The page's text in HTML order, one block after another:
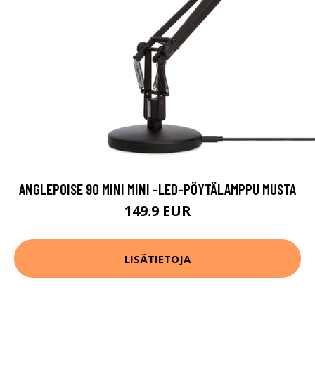
ANGLEPOISE 90 MINI MINI -LED-PÖYTÄLAMPPU MUSTA
149.9 EUR
LISÄTIETOJA